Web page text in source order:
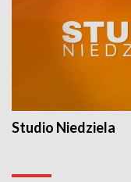
Studio Niedziela